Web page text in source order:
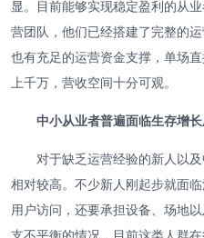
显。目前能够实现稳定盈利的从
营团队，他们已经搭建了完整的
也有充足的运营资金支撑，单场
上千万，营收空间十分可观。
中小从业者普遍面临生存增
对于缺乏运营经验的新人以
相对较高。不少新人刚起步就面
用户访问，还要承担设备、场地
支不平衡的情况，目前这类人群